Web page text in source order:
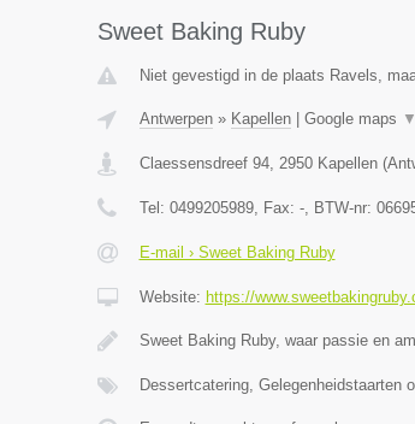
Sweet Baking Ruby
Niet gevestigd in de plaats Ravels,
Antwerpen» Kapellen| Google maps ▼
Claessensdreef 94, 2950 Kapellen(
Tel: 0499205989, Fax: -, BTW-nr:
E-mail › Sweet Baking Ruby
Website: https://
Sweet Baking Ruby, waar passie en
Dessertcatering, Gelegenheidstaarten